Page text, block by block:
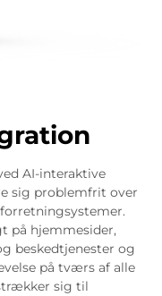
AI-interaktive
sig problemfrit over
på hjemmesider,
beskedtjenester og
på tværs af alle
sig til